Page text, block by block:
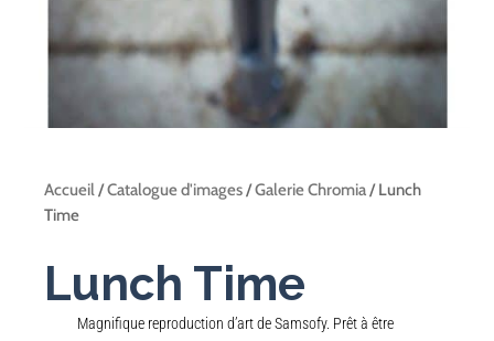
Accueil/Catalogue d'images/Galerie Chromia/ Lunch
Time
Lunch Time
Magnifique reproduction d’art de Samsofy. Prêt à être